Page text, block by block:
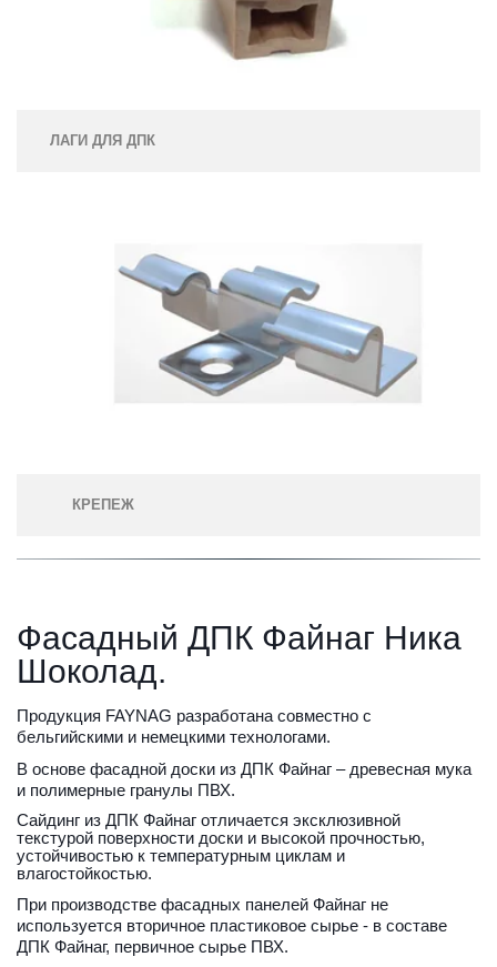
ЛАГИ ДЛЯ ДПК
КРЕПЕЖ
Фасадный ДПК Файнаг Ника
Шоколад.
Продукция FAYNAG разработана совместно с
бельгийскими и немецкими технологами.
В основе фасадной доски из ДПК Файнаг – древесная мука
и полимерные гранулы ПВХ.
Сайдинг из ДПК Файнаг отличается эксклюзивной
текстурой поверхности доски и высокой прочностью,
устойчивостью к температурным циклам и
влагостойкостью.
При производстве фасадных панелей Файнаг не
используется вторичное пластиковое сырье - в составе
ДПК Файнаг, первичное сырье ПВХ.